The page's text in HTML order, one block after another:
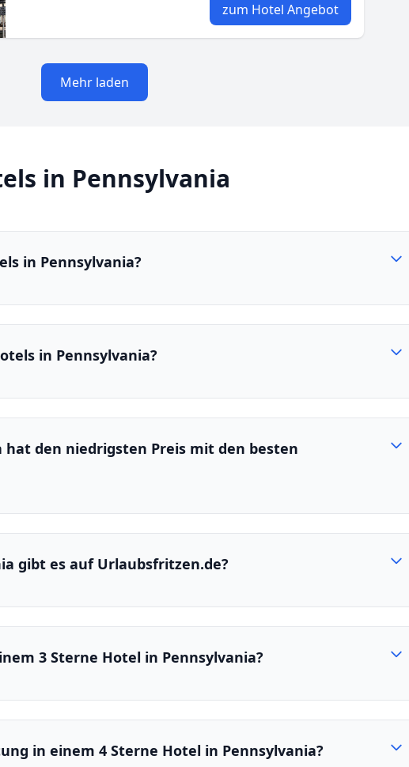
zum Hotel Angebot
Mehr laden
in Pennsylvania
in Pennsylvania?
in Pennsylvania?
hat den niedrigsten Preis mit den besten
gibt es auf Urlaubsfritzen.de?
3 Sterne Hotel in Pennsylvania?
in einem 4 Sterne Hotel in Pennsylvania?